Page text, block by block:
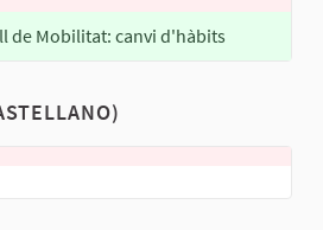
de Mobilitat: canvi d'hàbits